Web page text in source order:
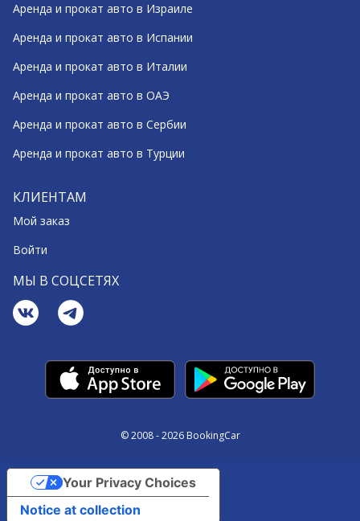
Аренда и прокат авто в Израиле
Аренда и прокат авто в Испании
Аренда и прокат авто в Италии
Аренда и прокат авто в ОАЭ
Аренда и прокат авто в Сербии
Аренда и прокат авто в Турции
КЛИЕНТАМ
Мой заказ
Войти
МЫ В СОЦСЕТЯХ
© 2008 - 2026 BookingCar
Notice at collection
Your Privacy Choices